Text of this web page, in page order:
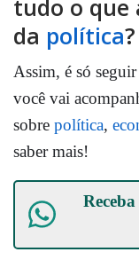
tudo o que
da política?
Assim, é só
você vai
sobre política,
saber mais!